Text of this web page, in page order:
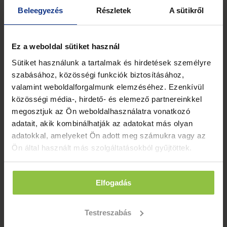
Beleegyezés Részletek A sütikről
Ez a weboldal sütiket használ
Sütiket használunk a tartalmak és hirdetések személyre
szabásához, közösségi funkciók biztosításához,
valamint weboldalforgalmunk elemzéséhez. Ezenkívül
közösségi média-, hirdető- és elemező partnereinkkel
megosztjuk az Ön weboldalhasználatra vonatkozó
adatait, akik kombinálhatják az adatokat más olyan
adatokkal, amelyeket Ön adott meg számukra vagy az
Ön által használt más szolgáltatásokból gyűjtöttek.
Elfogadás
Testreszabás
Kategóriák
Kövess minket!